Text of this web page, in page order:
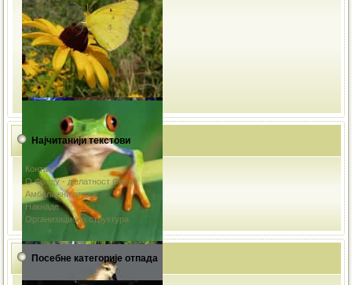
Најчитанији текстови
Контакт
О Фонду - дјелатност Фонда
Амбалажни отпад
Накнаде
Организациона структура
Посебне категорије отпада